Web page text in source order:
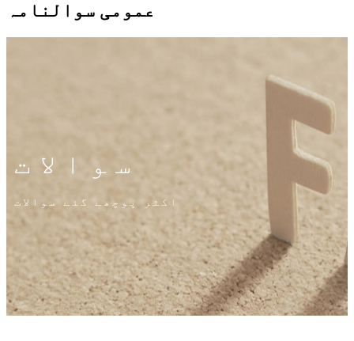
عمومی سوالنامہ
سوالات
اکثر پوچھے گئے سوالات